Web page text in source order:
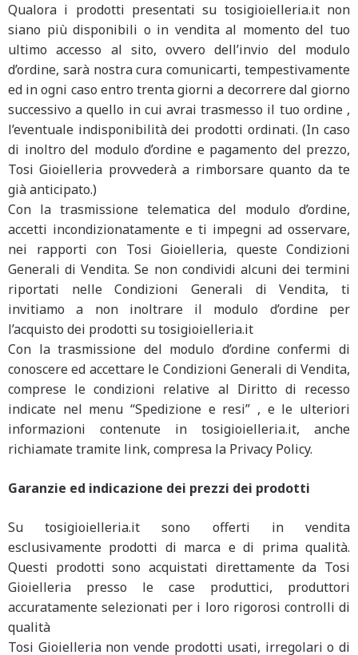
Qualora i prodotti presentati su tosigioielleria.it non
siano più disponibili o in vendita al momento del tuo
ultimo accesso al sito, ovvero dell’invio del modulo
d’ordine, sarà nostra cura comunicarti, tempestivamente
ed in ogni caso entro trenta giorni a decorrere dal giorno
successivo a quello in cui avrai trasmesso il tuo ordine ,
l’eventuale indisponibilità dei prodotti ordinati. (In caso
di inoltro del modulo d’ordine e pagamento del prezzo,
Tosi Gioielleria provvederà a rimborsare quanto da te
già anticipato.)
Con la trasmissione telematica del modulo d’ordine,
accetti incondizionatamente e ti impegni ad osservare,
nei rapporti con Tosi Gioielleria, queste Condizioni
Generali di Vendita. Se non condividi alcuni dei termini
riportati nelle Condizioni Generali di Vendita, ti
invitiamo a non inoltrare il modulo d’ordine per
l’acquisto dei prodotti su tosigioielleria.it
Con la trasmissione del modulo d’ordine confermi di
conoscere ed accettare le Condizioni Generali di Vendita,
comprese le condizioni relative al Diritto di recesso
indicate nel menu “Spedizione e resi” , e le ulteriori
informazioni contenute in tosigioielleria.it, anche
richiamate tramite link, compresa la Privacy Policy.
Garanzie ed indicazione dei prezzi dei prodotti
Su tosigioielleria.it sono offerti in vendita
esclusivamente prodotti di marca e di prima qualità.
Questi prodotti sono acquistati direttamente da Tosi
Gioielleria presso le case produttici, produttori
accuratamente selezionati per i loro rigorosi controlli di
qualità
Tosi Gioielleria non vende prodotti usati, irregolari o di